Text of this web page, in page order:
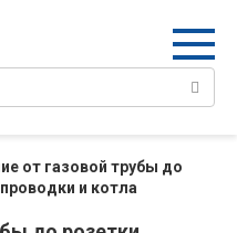
от газовой трубы до
и котла